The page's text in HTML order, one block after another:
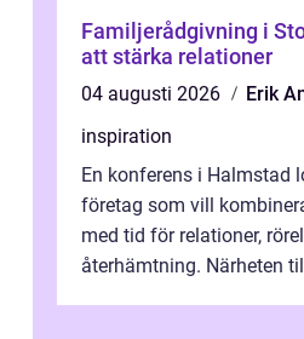
Familjerådgivning i
att stärka relationer
04 augusti 2026
Erik
inspiration
En konferens i Halmstad
företag som vill
med tid för relationer,
återhämtning. Närheten